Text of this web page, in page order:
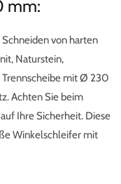
mm:
von harten
Naturstein,
Trennscheibe mit Ø 230
Achten Sie beim
Ihre Sicherheit. Diese
Winkelschleifer mit